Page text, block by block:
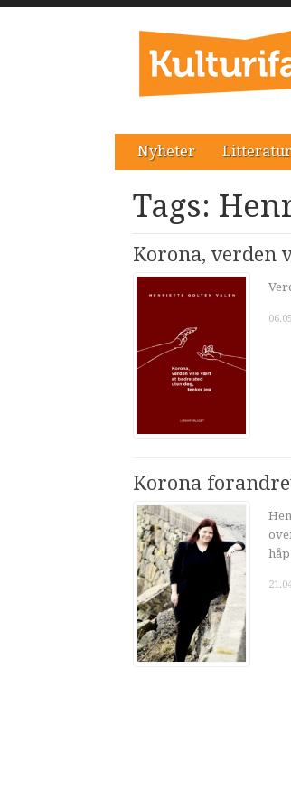
Nyheter Litteratur
Tags:
Korona, verden
Korona